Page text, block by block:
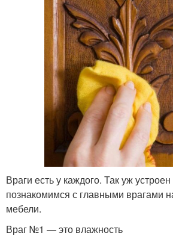
Враги есть у каждого. Так уж
познакомимся с главными врагами
мебели.
Враг №1 — это влажность